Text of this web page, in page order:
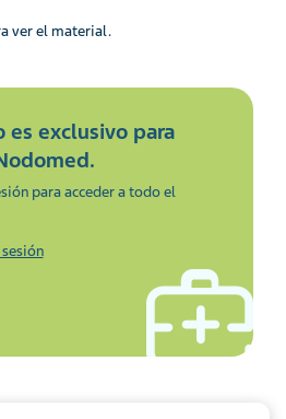
ver el material.
es exclusivo para
para acceder a todo el